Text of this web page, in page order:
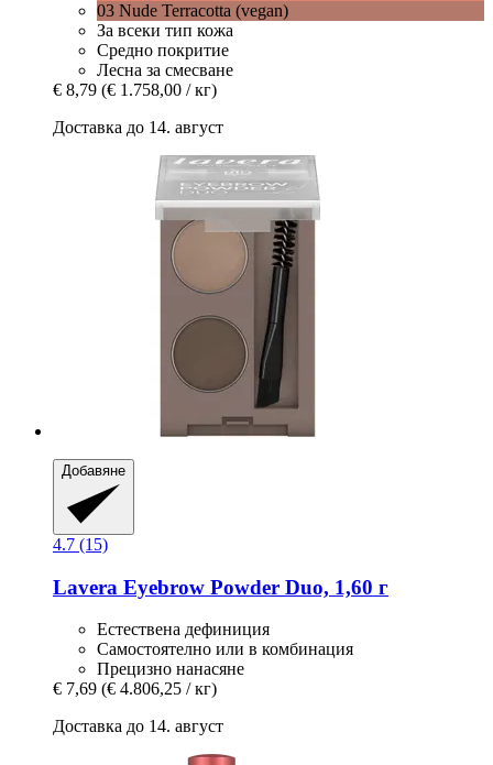
03 Nude Terracotta (vegan)
За всеки тип кожа
Средно покритие
Лесна за смесване
€ 8,79 (€ 1.758,00 / кг)
Доставка до 14. август
Добавяне
4.7 (15)
Lavera Eyebrow Powder Duo, 1,60 г
Естествена дефиниция
Самостоятелно или в комбинация
Прецизно нанасяне
€ 7,69 (€ 4.806,25 / кг)
Доставка до 14. август